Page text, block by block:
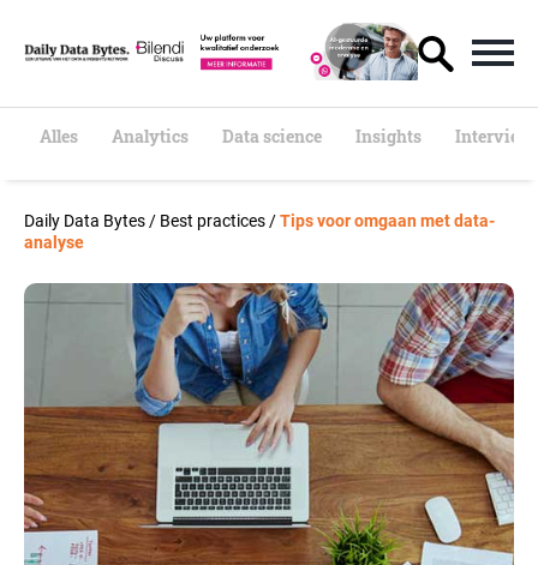
t
Alles Analytics Data science Insights
Daily Data Bytes / Best practices /Tips voor omgaan met data-
analyse